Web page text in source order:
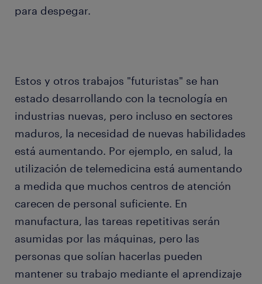
para despegar.
Estos y otros trabajos "futuristas" se han
estado desarrollando con la tecnología en
industrias nuevas, pero incluso en sectores
maduros, la necesidad de nuevas habilidades
está aumentando. Por ejemplo, en salud, la
utilización de telemedicina está aumentando
a medida que muchos centros de atención
carecen de personal suficiente. En
manufactura, las tareas repetitivas serán
asumidas por las máquinas, pero las
personas que solían hacerlas pueden
mantener su trabajo mediante el aprendizaje